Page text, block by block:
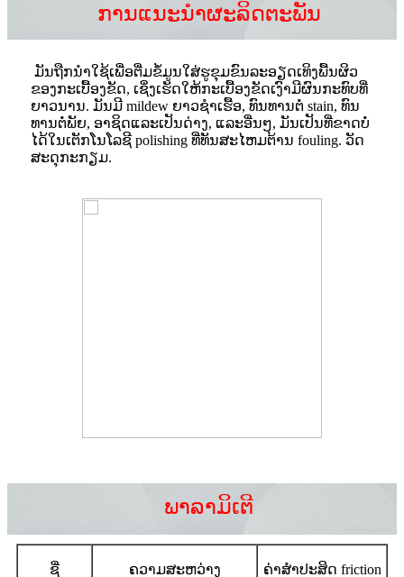
ການແນະນໍາຜະລິດຕະພັນ
ມັນຖືກນໍາໃຊ້ເພື່ອຕື່ມຂໍ້ມູນໃສ່ຮູຂຸມຂົນລະອຽດເທິງພື້ນຜິວ
ຂອງກະເບື້ອງຂັດ, ເຊິ່ງເຮັດໃຫ້ກະເບື້ອງຂັດເງົາມີຜົນກະທົບທີ່
ຍາວນານ. ມັນມີ mildew ຍາວຊໍາເຮື້ອ, ທົນທານຕໍ່ stain, ທົນ
ທານຕໍ່ພັຍ, ອາຊິດແລະເປັນດ່າງ, ແລະອື່ນໆ, ມັນເປັນທີ່ຂາດບໍ່
ໄດ້ໃນເຕັກໂນໂລຊີ polishing ທີ່ທັນສະໄຫມຕ້ານ fouling. ວັດ
ສະດຸກະກຽມ.
ພາລາມິເຕີ
ຊື່ ຄວາມສະຫວ່າງ ຄ່າສໍາປະສິດ friction